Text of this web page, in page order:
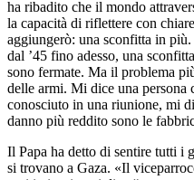
ha ribadito che il mondo
la capacità di riflettere con
aggiungerò: una sconfitta in
dal ’45 fino adesso, una
sono fermate. Ma il problema
delle armi. Mi dice una persona
conosciuto in una riunione, mi
danno più reddito sono le
Il Papa ha detto di sentire tutti i
si trovano a Gaza. «Il